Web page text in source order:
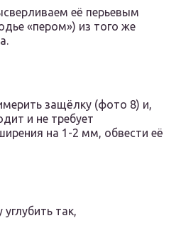
её перьевым
«пером») из того же
защёлку (фото 8) и,
и не требует
на 1-2 мм, обвести её
так,